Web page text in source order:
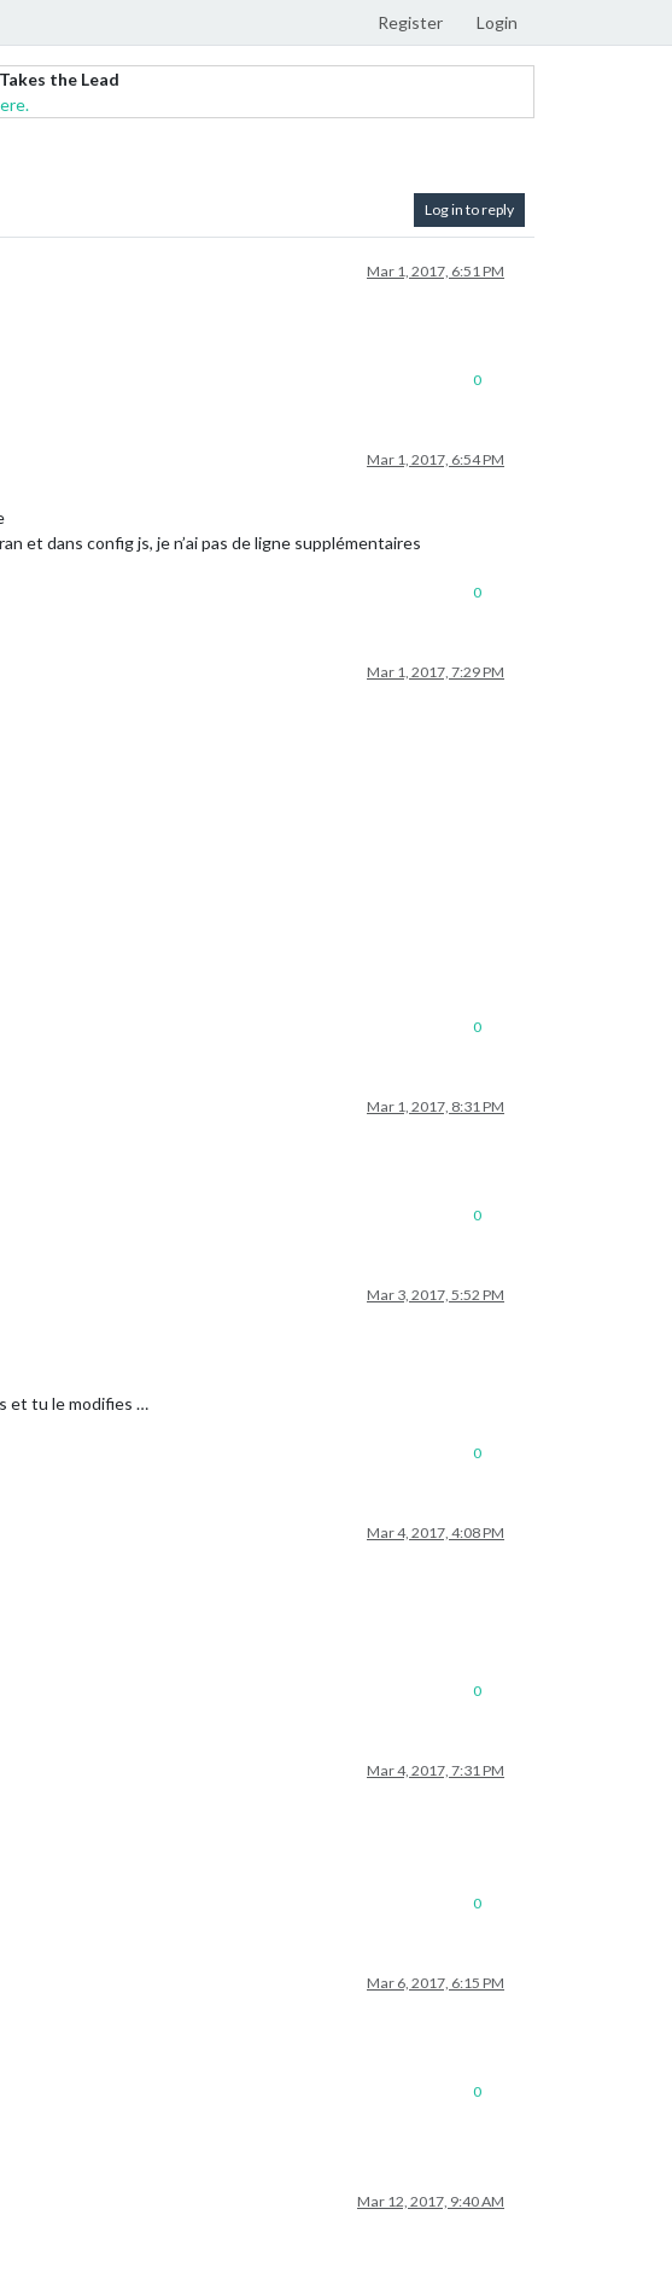
Register Login
the Lead
Log in to reply
Mar 1, 2017, 6:51 PM
0
Mar 1, 2017, 6:54 PM
et dans config js, je n’ai pas de ligne supplémentaires
0
Mar 1, 2017, 7:29 PM
0
Mar 1, 2017, 8:31 PM
0
Mar 3, 2017, 5:52 PM
et tu le modifies …
0
Mar 4, 2017, 4:08 PM
0
Mar 4, 2017, 7:31 PM
0
Mar 6, 2017, 6:15 PM
0
Mar 12, 2017, 9:40 AM